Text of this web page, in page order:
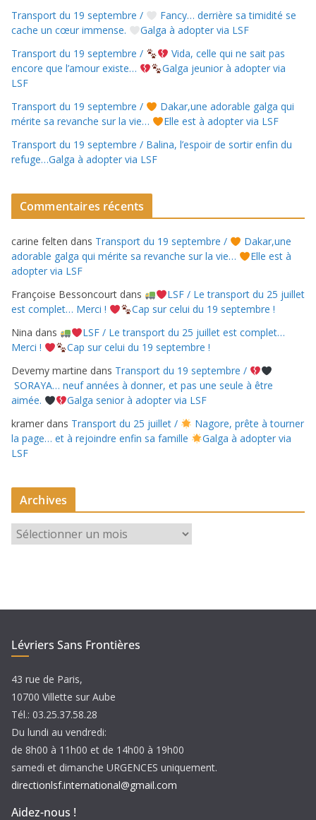
Transport du 19 septembre /
Fancy… derrière sa timidité se
cache un cœur immense.
Galga à adopter via LSF
Transport du 19 septembre /
Vida, celle qui ne sait pas
encore que l’amour existe…
Galga jeunior à adopter via
LSF
Transport du 19 septembre /
Dakar,une adorable galga qui
mérite sa revanche sur la vie…
Elle est à adopter via LSF
Transport du 19 septembre / Balina, l’espoir de sortir enfin du
refuge…Galga à adopter via LSF
Commentaires récents
carine felten dans Transport du 19 septembre /
Dakar,une
adorable galga qui mérite sa revanche sur la vie…
Elle est à
adopter via LSF
Françoise Bessoncourt dans
LSF / Le transport du 25 juillet
est complet… Merci !
Cap sur celui du 19 septembre !
Nina dans
LSF / Le transport du 25 juillet est complet…
Merci !
Cap sur celui du 19 septembre !
Devemy martine dans Transport du 19 septembre /
SORAYA… neuf années à donner, et pas une seule à être
aimée.
Galga senior à adopter via LSF
kramer dans Transport du 25 juillet /
Nagore, prête à tourner
la page… et à rejoindre enfin sa famille
Galga à adopter via
LSF
Archives
e
s
Lévriers Sans Frontières
43 rue de Paris,
10700 Villette sur Aube
Tél.: 03.25.37.58.28
Du lundi au vendredi:
de 8h00 à 11h00 et de 14h00 à 19h00
samedi et dimanche URGENCES uniquement.
directionlsf.international@gmail.com
Aidez-nous !